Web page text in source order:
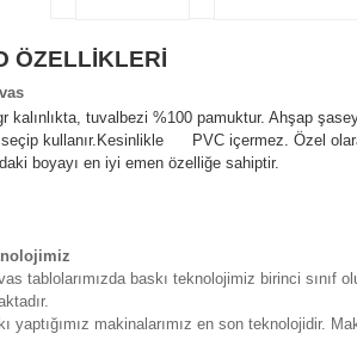
ÖZELLİKLERİ
s
kalınlıkta, tuvalbezi %100 pamuktur. Ahşap
kullanır. Kesinlikle PVC içermez. Özel
boyayı en iyi emen özelliğe sahiptir.
tablolarımızda baskı teknolojimiz birinci sınıf
yaptığımız makinalarımız en son teknolojidir.